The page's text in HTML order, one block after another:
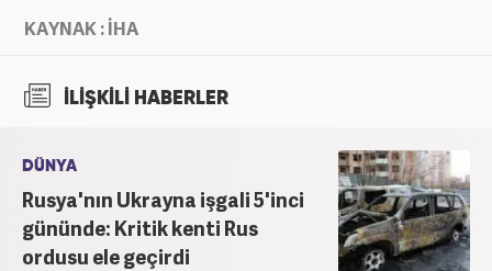
KAYNAK : İHA
İLİŞKİLİ HABERLER
DÜNYA
Rusya'nın Ukrayna işgali 5'inci
gününde: Kritik kenti Rus
ordusu ele geçirdi